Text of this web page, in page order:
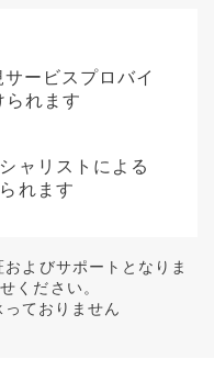
ービスプロバイ
れます
ャリストによる
れます
よびサポートとなりま
ください。
ておりません